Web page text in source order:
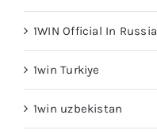
1WIN Official In Russia
1win Turkiye
1win uzbekistan